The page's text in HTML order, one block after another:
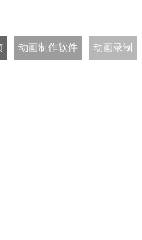
动画制作软件 动画录制